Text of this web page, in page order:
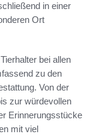
in einer
Ort
bei allen
zu den
Von der
zur würdevollen
Erinnerungsstücke
mit viel